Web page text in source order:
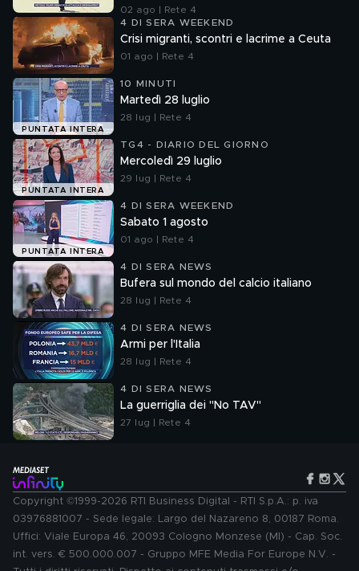
02 ago | Rete 4
4 DI SERA WEEKEND
Crisi migranti, scontri e lacrime a Ceuta
01 ago | Rete 4
PUNTATA INTERA
10 MINUTI
Martedì 28 luglio
28 lug | Rete 4
PUNTATA INTERA
TG4 - DIARIO DEL GIORNO
Mercoledì 29 luglio
29 lug | Rete 4
PUNTATA INTERA
4 DI SERA WEEKEND
Sabato 1 agosto
01 ago | Rete 4
4 DI SERA NEWS
Bufera sul mondo del calcio italiano
28 lug | Rete 4
4 DI SERA NEWS
Armi per l'Italia
28 lug | Rete 4
4 DI SERA NEWS
La guerriglia dei "No TAV"
27 lug | Rete 4
Copyright ©1999-2026 RTI Business Digital - RTI S.p.A.: p. iva
03976881007 - Sede legale: Largo del Nazareno 8, 00187 Roma.
Uffici: Viale Europa 46, 20093 Cologno Monzese (MI) - Cap. Soc.
int. vers. € 500.000.007 - Gruppo MFE Media For Europe N.V. -